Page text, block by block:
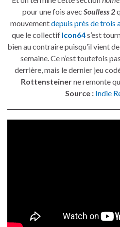
pour une fois avec Soulless 2
mouvementdepuis près de trois
que le collectif Icon64s’est
bien au contraire puisqu’il vient
semaine. Ce n’est toutefois
derrière, mais le dernier jeu
Rottensteinerne remonte
Source : Indie